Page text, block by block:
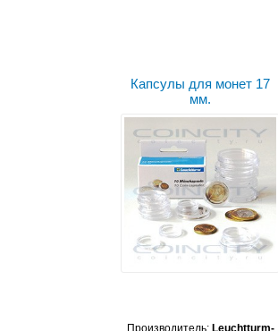
Капсулы для монет 17
мм.
Производитель: Leuchtturm-